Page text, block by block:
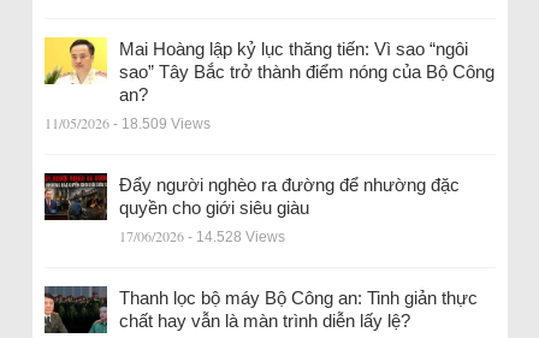
Mai Hoàng lập kỷ lục thăng tiến: Vì sao “ngôi
sao” Tây Bắc trở thành điểm nóng của Bộ Công
an?
11/05/2026 - 18.509 Views
Đẩy người nghèo ra đường để nhường đặc
quyền cho giới siêu giàu
17/06/2026 - 14.528 Views
Thanh lọc bộ máy Bộ Công an: Tinh giản thực
chất hay vẫn là màn trình diễn lấy lệ?